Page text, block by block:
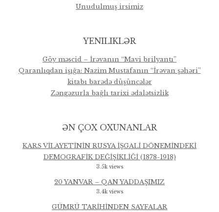
Unudulmuş irsimiz
YENILIKLƏR
Göy məscid – İrəvanın “Mavi brilyantı”
Qaranlıqdan işığa: Nazim Mustafanın “İrəvan şəhəri”
kitabı barədə düşüncələr
Zəngəzurla bağlı tarixi ədalətsizlik
ƏN ÇOX OXUNANLAR
KARS VİLAYETİNİN RUSYA İŞGALİ DÖNEMİNDEKİ
DEMOGRAFİK DEĞİŞİKLİĞİ (1878-1918)
3.5k views
20 YANVAR – QAN YADDAŞIMIZ
3.4k views
GÜMRÜ TARİHİNDEN SAYFALAR